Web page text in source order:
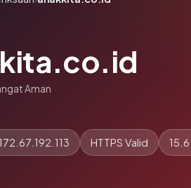
Aman
HTTPS Valid